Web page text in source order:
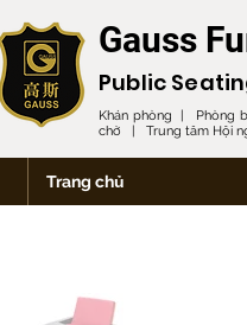
Gauss
Public
Khán phòng | Phòng
chờ | Trung tâm Hội
Trang chủ